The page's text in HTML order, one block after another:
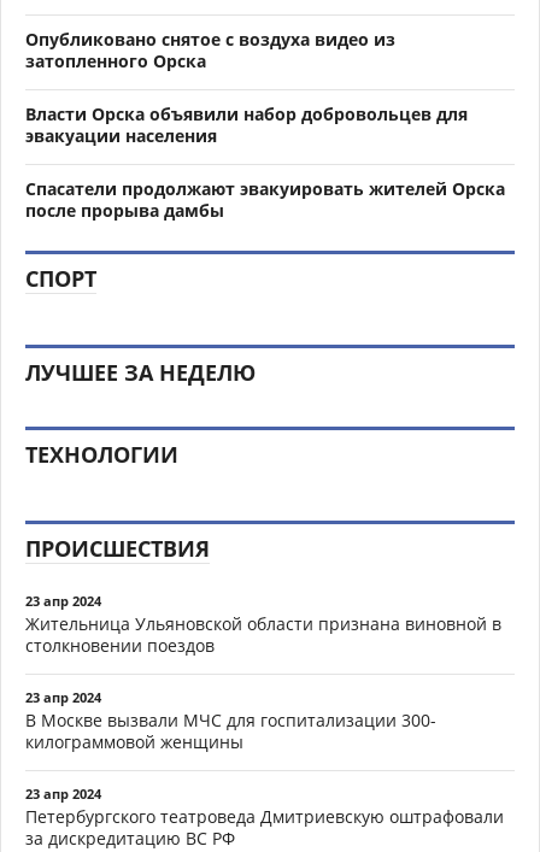
Опубликовано снятое с воздуха видео из
затопленного Орска
Власти Орска объявили набор добровольцев для
эвакуации населения
Спасатели продолжают эвакуировать жителей Орска
после прорыва дамбы
СПОРТ
ЛУЧШЕЕ ЗА НЕДЕЛЮ
ТЕХНОЛОГИИ
ПРОИСШЕСТВИЯ
23 апр 2024
Жительница Ульяновской области признана виновной в
столкновении поездов
23 апр 2024
В Москве вызвали МЧС для госпитализации 300-
килограммовой женщины
23 апр 2024
Петербургского театроведа Дмитриевскую оштрафовали
за дискредитацию ВС РФ